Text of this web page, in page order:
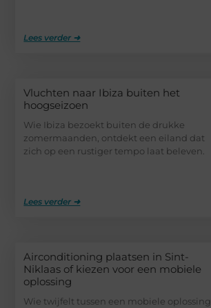
Lees verder ➜
Vluchten naar Ibiza buiten het
hoogseizoen
Wie Ibiza bezoekt buiten de drukke
zomermaanden, ontdekt een eiland dat
zich op een rustiger tempo laat beleven.
Lees verder ➜
Airconditioning plaatsen in Sint-
Niklaas of kiezen voor een mobiele
oplossing
Wie twijfelt tussen een mobiele oplossing